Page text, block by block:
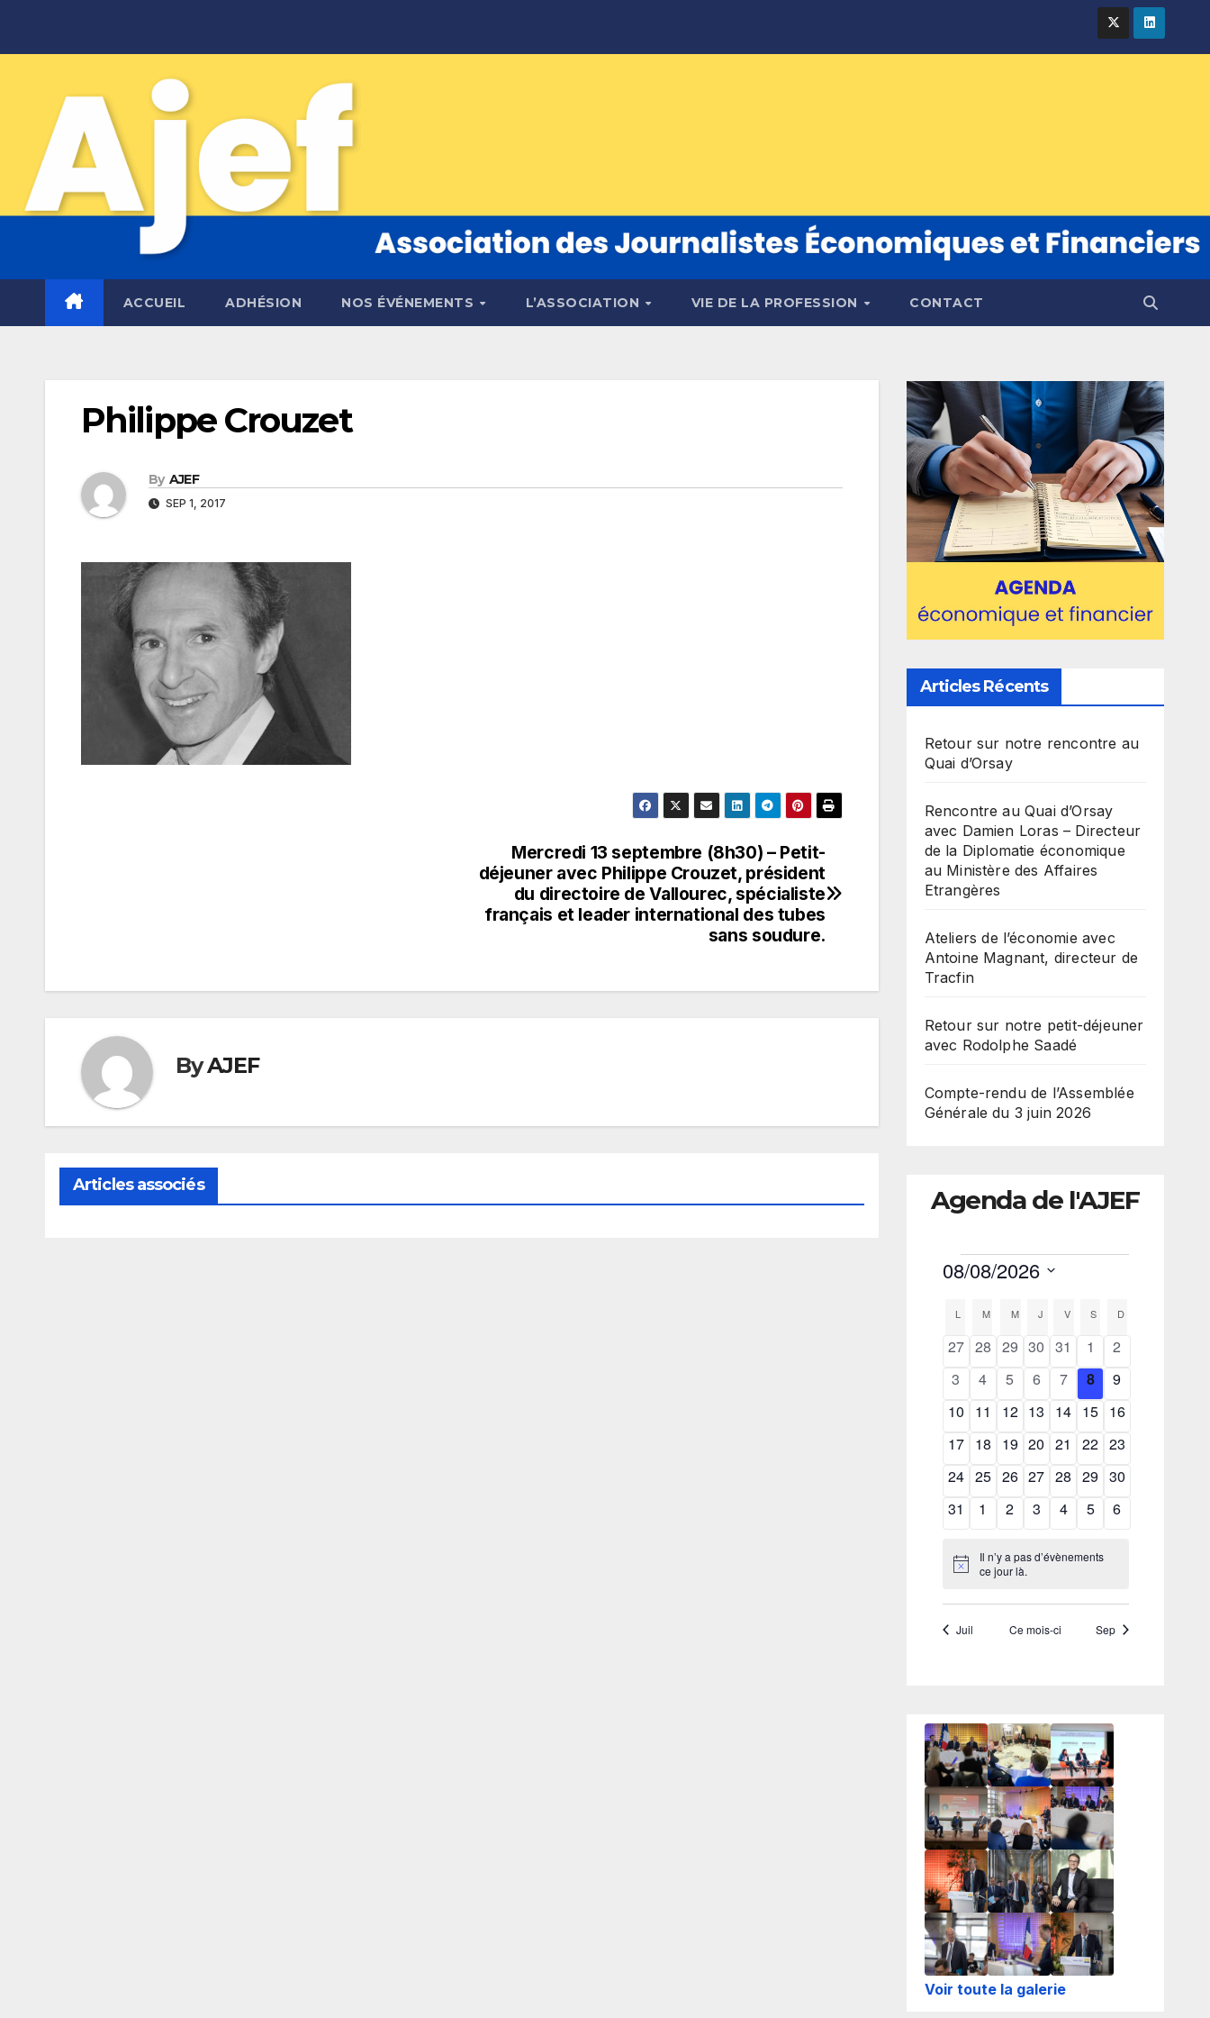
ACCUEIL ADHÉSION NOS ÉVÉNEMENTS L’ASSOCIATION VIE DE LA PROFESSION CONTACT
Philippe Crouzet
By AJEF
SEP 1, 2017
Mercredi 13 septembre (8h30) – Petit-
déjeuner avec Philippe Crouzet, président
du directoire de Vallourec, spécialiste
français et leader international des tubes
sans soudure.
ByAJEF
Articles associés
Articles Récents
Retour sur notre rencontre au
Quai d’Orsay
Rencontre au Quai d’Orsay
avec Damien Loras – Directeur
de la Diplomatie économique
au Ministère des Affaires
Etrangères
Ateliers de l’économie avec
Antoine Magnant, directeur de
Tracfin
Retour sur notre petit-déjeuner
avec Rodolphe Saadé
Compte-rendu de l’Assemblée
Générale du 3 juin 2026
Agenda de l'AJEF
Voir toute la galerie